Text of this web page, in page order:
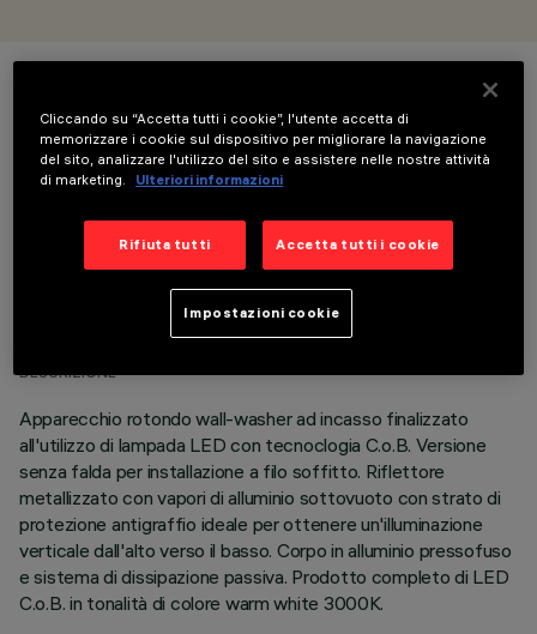
COLORE
DATI TECNICI
ULTIMO AGGIORNAMENTO: 01/08/2026
DESCRIZIONE
Apparecchio rotondo wall-washer ad incasso finalizzato
all'utilizzo di lampada LED con tecnoclogia C.o.B. Versione
senza falda per installazione a filo soffitto. Riflettore
metallizzato con vapori di alluminio sottovuoto con strato di
protezione antigraffio ideale per ottenere un'illuminazione
verticale dall'alto verso il basso. Corpo in alluminio pressofuso
e sistema di dissipazione passiva. Prodotto completo di LED
C.o.B. in tonalità di colore warm white 3000K.
Cliccando su “Accetta tutti i cookie”, l'utente accetta di
memorizzare i cookie sul dispositivo per migliorare la navigazione
del sito, analizzare l'utilizzo del sito e assistere nelle nostre attività
di marketing.
Ulteriori informazioni
Rifiuta tutti Accetta tutti i cookie
Impostazioni cookie